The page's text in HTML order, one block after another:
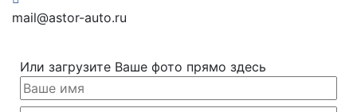
mail@astor-auto.ru
Или загрузите Ваше фото прямо здесь